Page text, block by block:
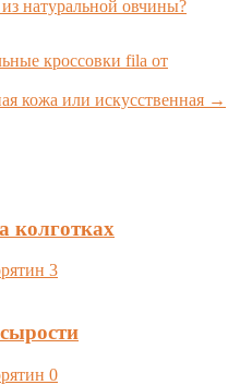
натуральной овчины?
кроссовки fila от
кожа или искусственная →
колготках
3
0